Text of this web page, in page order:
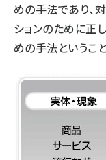
めの手法であり、
ションのために正
めの手法というこ